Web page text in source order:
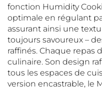
fonction Humidity
optimale en régulant
assurant ainsi une
toujours savoureux –
raffinés. Chaque
culinaire. Son design
tous les espaces de
version encastrable, le